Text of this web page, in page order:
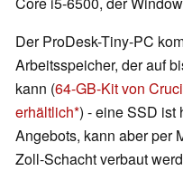
Der ProDesk-Tiny-PC
Arbeitsspeicher, der auf
kann (64-GB-Kit von
erhältlich ) - eine SSD ist
Angebots, kann aber per
Zoll-Schacht verbaut